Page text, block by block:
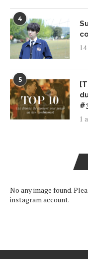
4
5
1
No any image found.
instagram account.